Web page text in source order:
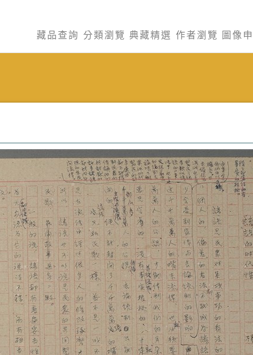
藏品查詢 分類瀏覽 典藏精選 作者瀏覽 圖像